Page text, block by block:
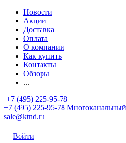
Новости
Акции
Доставка
Оплата
О компании
Как купить
Контакты
Обзоры
...
+7 (495) 225-95-78
+7 (495) 225-95-78 Многоканальный
sale@ktnd.ru
Войти